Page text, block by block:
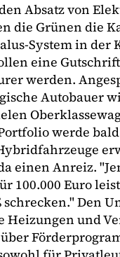
Absatz von
die Grünen die
System in der
eine
werden.
Autobauer
werde
einen Anreiz.
100.000 Euro
Den
und